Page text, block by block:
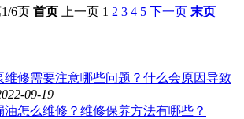
6页 首页 上一页 1 2 3 4 5 下一页 末页
维修需要注意哪些问题？什么会原因导致
09-19
油怎么维修？维修保养方法有哪些？